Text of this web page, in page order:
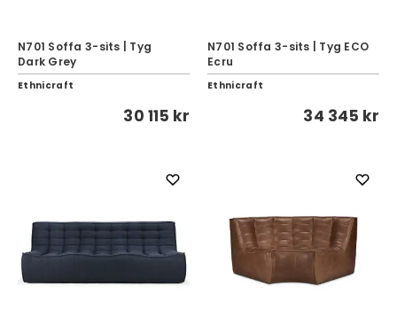
N701 Soffa 3-sits | Tyg
Dark Grey
Ethnicraft
30 115 kr
N701 Soffa 3-sits | Tyg ECO
Ecru
Ethnicraft
34 345 kr